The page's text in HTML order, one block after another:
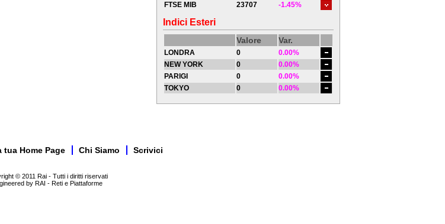
FTSE MIB
23707 -1.45%
Indici Esteri
Valore Var.
LONDRA 0
0.00%
NEW YORK
0
0.00%
PARIGI
0
0.00%
TOKYO
0 0.00%
tua Home Page Chi Siamo Scrivici
© 2011 Rai - Tutti i diritti riservati
by RAI - Reti e Piattaforme